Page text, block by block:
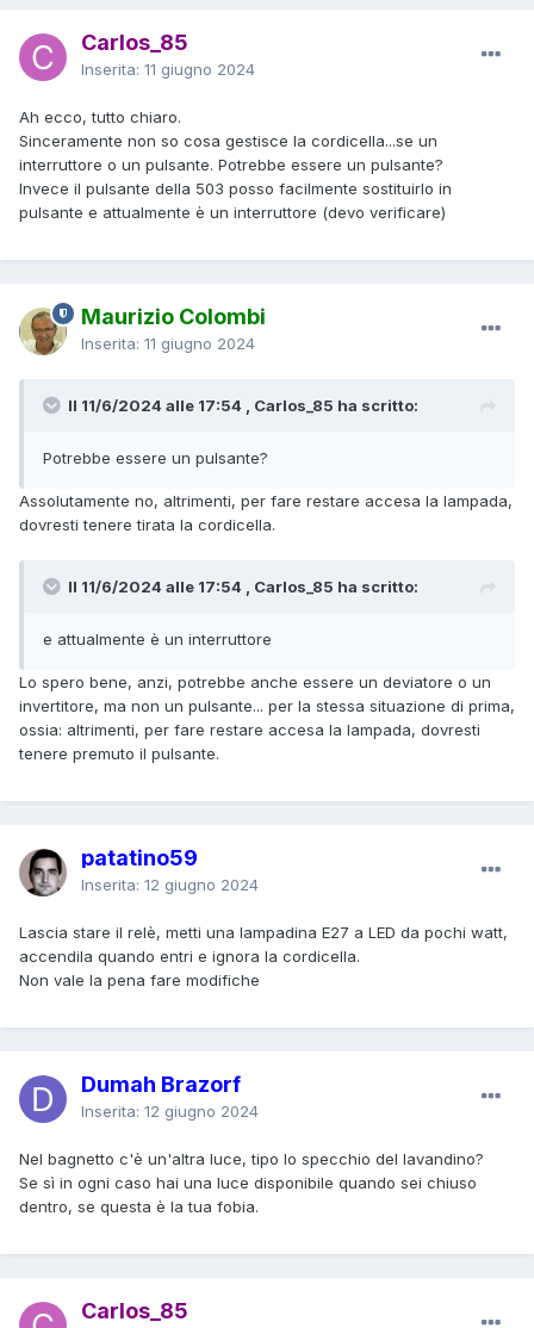
Carlos_85
Inserita: 11 giugno 2024
Ah ecco, tutto chiaro.
Sinceramente non so cosa gestisce la cordicella...se un
interruttore o un pulsante. Potrebbe essere un pulsante?
Invece il pulsante della 503 posso facilmente sostituirlo in
pulsante e attualmente è un interruttore (devo verificare)
Maurizio Colombi
Inserita: 11 giugno 2024
Il 11/6/2024 alle 17:54 , Carlos_85 ha scritto:
Potrebbe essere un pulsante?
Assolutamente no, altrimenti, per fare restare accesa la lampada,
dovresti tenere tirata la cordicella.
Il 11/6/2024 alle 17:54 , Carlos_85 ha scritto:
e attualmente è un interruttore
Lo spero bene, anzi, potrebbe anche essere un deviatore o un
invertitore, ma non un pulsante... per la stessa situazione di prima,
ossia: altrimenti, per fare restare accesa la lampada, dovresti
tenere premuto il pulsante.
patatino59
Inserita: 12 giugno 2024
Lascia stare il relè, metti una lampadina E27 a LED da pochi watt,
accendila quando entri e ignora la cordicella.
Non vale la pena fare modifiche
Dumah Brazorf
Inserita: 12 giugno 2024
Nel bagnetto c'è un'altra luce, tipo lo specchio del lavandino?
Se sì in ogni caso hai una luce disponibile quando sei chiuso
dentro, se questa è la tua fobia.
Carlos_85